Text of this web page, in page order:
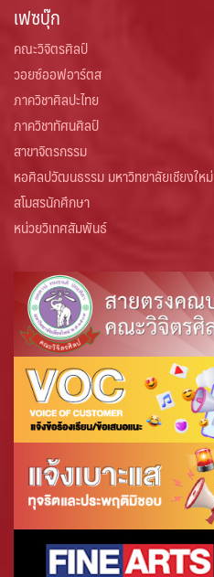
เฟซบุ๊ก
คณะวิจิตรศิลป์
วอยซ์ออฟอาร์ตส
ภาควิชาศิลปะไทย
ภาควิชาทัศนศิลป์
สาขาจิตรกรรม
หอศิลปวัฒนธรรม มหาวิทยาลัยเชียงใหม่
สโมสรนักศึกษา
หน่วยวิเทศสัมพันธ์